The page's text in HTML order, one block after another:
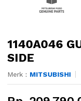
1140A046
SIDE
Merk : MITSUBISHI